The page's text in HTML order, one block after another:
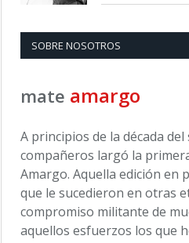
SOBRE NOSOTROS
mate amargo
A principios de la década
compañeros largó la
Amargo. Aquella edición en
que le sucedieron en otras
compromiso militante de
aquellos esfuerzos los que